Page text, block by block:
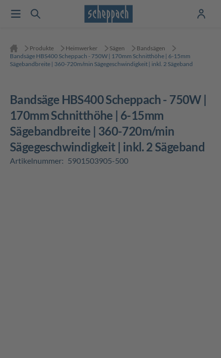
Produkte Heimwerker Sägen
Bandsägen
Bandsäge HBS400 Scheppach - 750W | 170mm Schnitthöhe | 6-15mm
Sägebandbreite | 360-720m/min Sägegeschwindigkeit | inkl. 2 Sägeband
Bandsäge HBS400 Scheppach - 750W |
170mm Schnitthöhe | 6-15mm
Sägebandbreite | 360-720m/min
Sägegeschwindigkeit | inkl. 2 Sägeband
Artikelnummer: 5901503905-500